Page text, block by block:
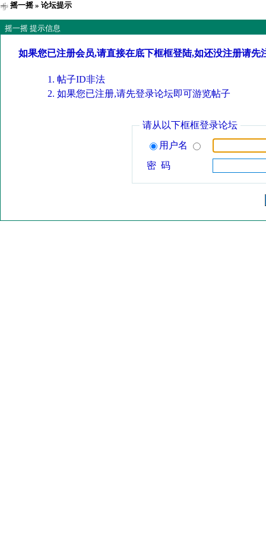
摇一摇» 论坛提示
摇一摇 提示信息
如果您已注册会员,请直接在底下框框登陆,如还没注册请先
帖子ID非法
如果您已注册,请先登录论坛即可游览帖子
请从以下框框登录论坛
用户名
密 码